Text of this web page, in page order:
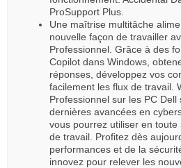
ProSupport Plus.
Une maîtrise multitâche
nouvelle façon de travailler
Professionnel. Grâce à des
Copilot dans Windows,
réponses, développez vos
facilement les flux de travail.
Professionnel sur les PC
dernières avancées en
vous pourrez utiliser en
de travail. Profitez dès
performances et de la
innovez pour relever les